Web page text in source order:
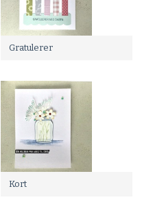
Gratulerer
Kort